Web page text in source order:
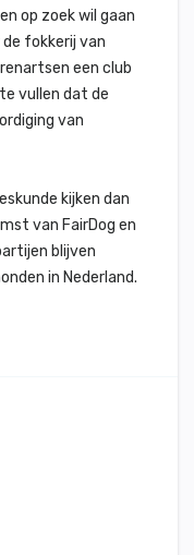
op zoek wil gaan
fokkerij van
een club
vullen dat de
van
kijken dan
van FairDog en
blijven
in Nederland.